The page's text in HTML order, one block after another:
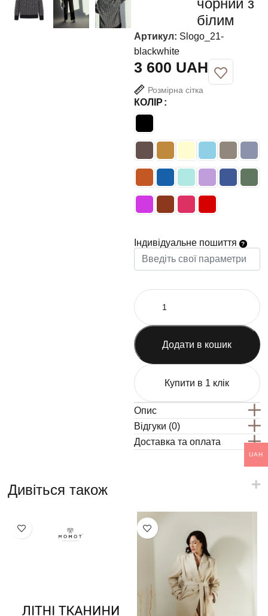
чорний з
білим
Артикул: Slogo_21-
blackwhite
UAH
Розмірна сітка
КОЛІР
Індивідуальне пошиття
Додати в кошик
Купити в 1 клік
Опис
Відгуки (0)
Доставка та оплата
Дивіться також
UAH